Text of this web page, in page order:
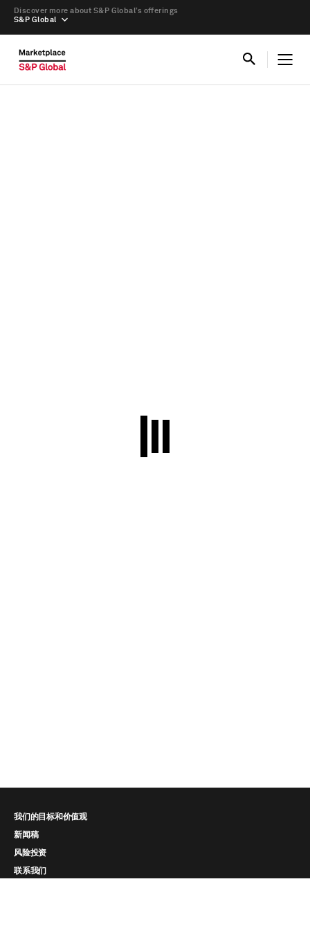
S&P Global
Discover more about S&P Global’s offerings
我们的目标和价值观
新闻稿
风险投资
联系我们